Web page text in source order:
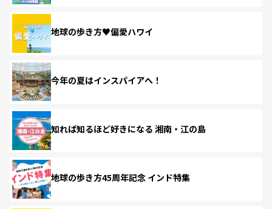
地球の歩き方♥偏愛ハワイ
今年の夏はインスパイアへ！
知れば知るほど好きになる 湘南・江の島
地球の歩き方45周年記念 インド特集